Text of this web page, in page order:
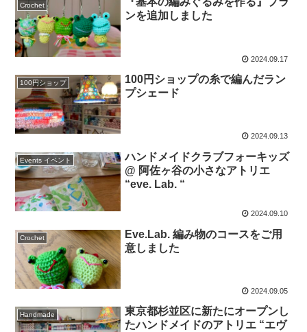
Crochet
ンを追加しました
2024.09.17
100円ショップ
100円ショップの糸で編んだラン
プシェード
2024.09.13
Events イベント
ハンドメイドクラブフォーキッズ
@ 阿佐ヶ谷の小さなアトリエ
“eve. Lab. “
2024.09.10
Crochet
Eve.Lab. 編み物のコースをご用
意しました
2024.09.05
Handmade
東京都杉並区に新たにオープンし
たハンドメイドのアトリエ “エヴ